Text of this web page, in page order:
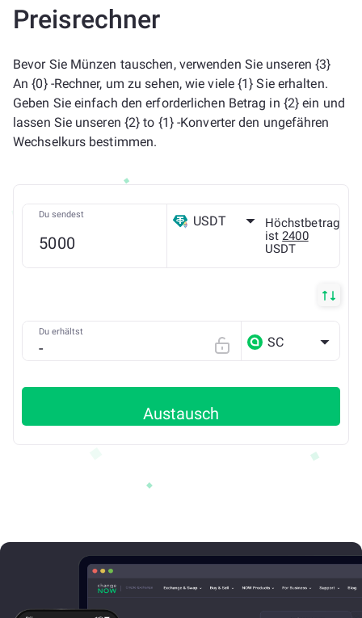
Preisrechner
Bevor Sie Münzen tauschen, verwenden Sie unseren {3}
An {0} -Rechner, um zu sehen, wie viele {1} Sie erhalten.
Geben Sie einfach den erforderlichen Betrag in {2} ein und
lassen Sie unseren {2} to {1} -Konverter den ungefähren
Wechselkurs bestimmen.
Du sendest USDT
Höchstbetrag
ist2400
USDT
Du erhältst
SC
Austausch